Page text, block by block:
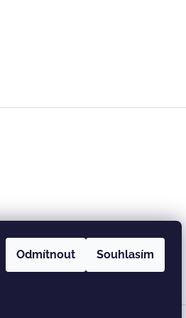
Odmítnout Souhlasím